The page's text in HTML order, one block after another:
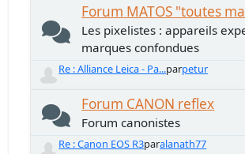
Forum MATOS "toutes
Les pixelistes : appareils
marques confondues
Re : Alliance Leica - Pa...parpetur
Forum CANON reflex
Forum canonistes
Re : Canon EOS R3paralanath77